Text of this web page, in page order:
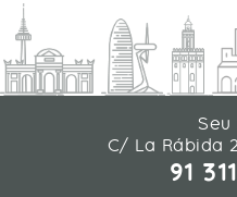
Seu
C/ La Rábida
91